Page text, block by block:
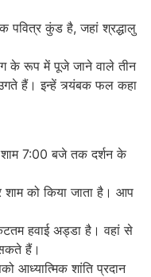
पवित्र कुंड है, जहां श्रद्धालु
के रूप में पूजे जाने वाले तीन
हैं। इन्हें त्र्यंबक फल कहा
7:00 बजे तक दर्शन के
को किया जाता है। आप
हवाई अड्डा है। वहां से
हैं।
आध्यात्मिक शांति प्रदान